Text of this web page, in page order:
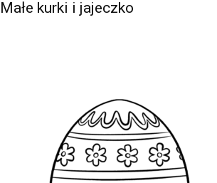
Małe kurki i jajeczko